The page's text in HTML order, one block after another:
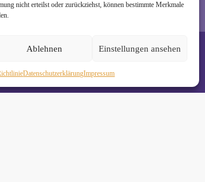
nicht erteilst oder zurückziehst, können bestimmte Merkmale
Ablehnen Einstellungen ansehen
Daten­schutz­erklä­rungImpressum